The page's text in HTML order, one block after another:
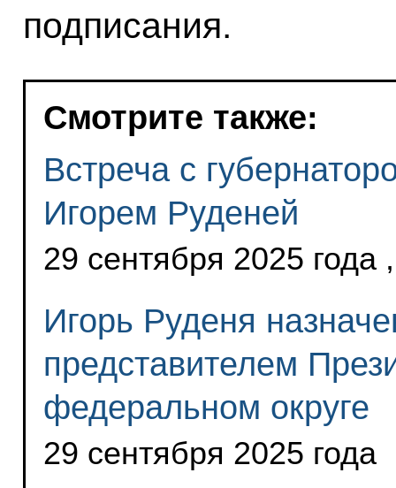
подписания.
Смотрите также:
Встреча с
Игорем Руденей
29 сентября 2025
Игорь Руденя
представителем
федеральном округе
29 сентября 2025 года